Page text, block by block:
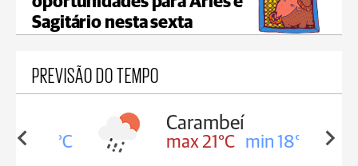
Sagitário nesta sexta
PREVISÃO DO TEMPO
18°C
Carambeí
max 21°C min 18°C